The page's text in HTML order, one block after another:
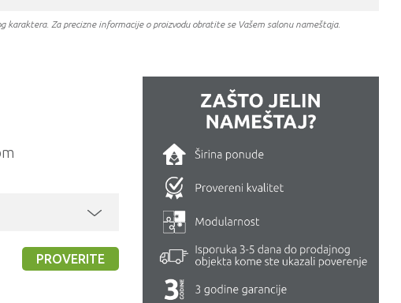
karaktera. Za precizne informacije o proizvodu obratite se Vašem salonu nameštaja.
PROVERITE